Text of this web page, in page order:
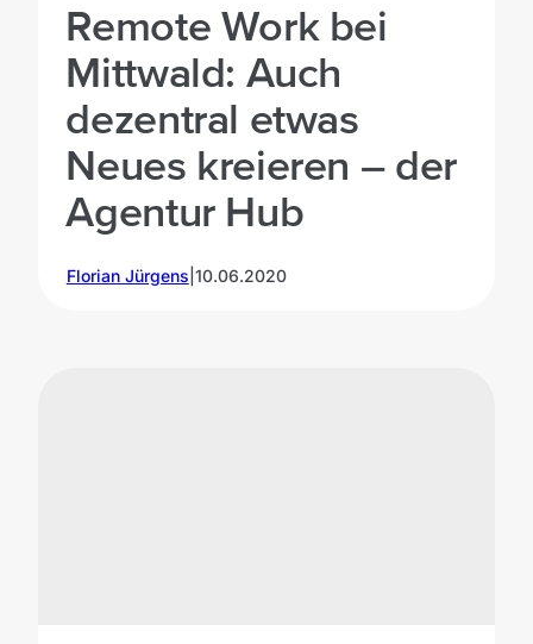
Remote Work bei
Mittwald: Auch
dezentral etwas
Neues kreieren – der
Agentur Hub
Florian Jürgens 10.06.2020